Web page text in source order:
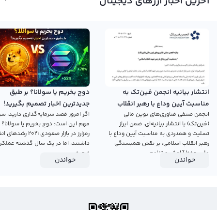
انتشار بیانیه انجمن فین‌تک به
مناسبت آیین وداع با رهبر انقلاب
اسلامی
انجمن صنفی فناوری‌های نوین مالی
(فین‌تک) با انتشار بیانیه‌ای، ضمن ابراز
تسلیت و همدردی به مناسبت آیین وداع با
رهبر انقلاب اسلامی، بر نقش همبستگی
ملی، حفظ آرامش و تداوم...
خواندن
دوج بخریم یا سولانا؟ بر طبق
جدیدترین اخبار تصمیم بگیرید!
اگر امروز قصد سرمایه‌گذاری دارید،
مهم این است: دوج بخریم یا
رمزارز در بازار صعودی ۲۰۲۱
داشتند، اما در یک سال گذشته
ضعیفی...
خواندن